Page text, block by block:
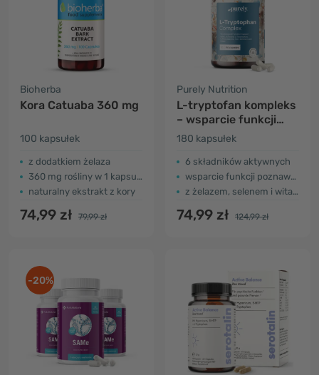
Bioherba
Kora Catuaba 360 mg
100 kapsułek
z dodatkiem żelaza
360 mg rośliny w 1 kapsułce
naturalny ekstrakt z kory
74,99 zł 79,99 zł
Purely Nutrition
L-tryptofan kompleks
– wsparcie funkcji
psychologicznych
180 kapsułek
6 składników aktywnych
wsparcie funkcji poznawczych
z żelazem, selenem i witaminą B9
74,99 zł 124,99 zł
-20%